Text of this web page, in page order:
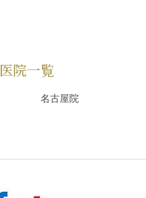
医院一覧
名古屋院